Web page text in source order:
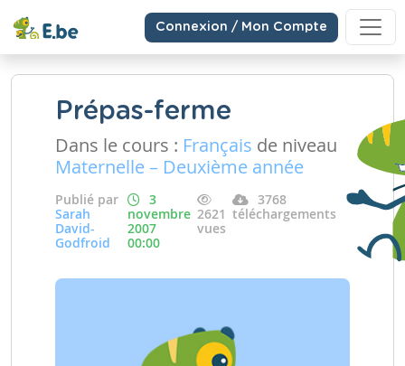
Connexion / Mon Compte
Prépas-ferme
Dans le cours : Français de niveau
Maternelle – Deuxième année
Publié par
Sarah
David-
Godfroid
3
novembre
2007
00:00
2621
vues
3768
téléchargements